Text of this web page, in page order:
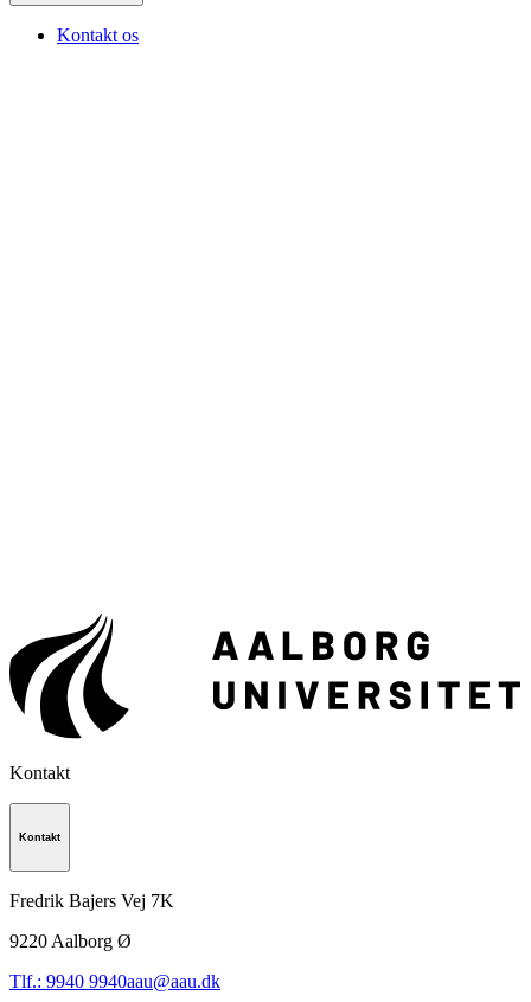
Kontakt os
Kontakt
Kontakt
Fredrik Bajers Vej 7K
9220 Aalborg Ø
Tlf.: 9940 9940aau@aau.dk